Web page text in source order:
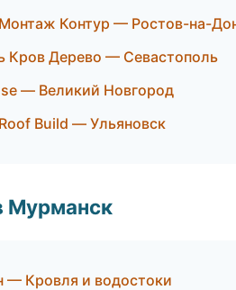
Контур — Ростов-на-
Кров Дерево — Севастополь
— Великий Новгород
Build — Ульяновск
Мурманск
— Кровля и водостоки